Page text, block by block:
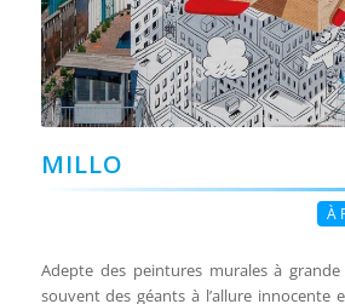
MILLO
À
Adepte des peintures murales à
souvent des géants à l’allure innocente